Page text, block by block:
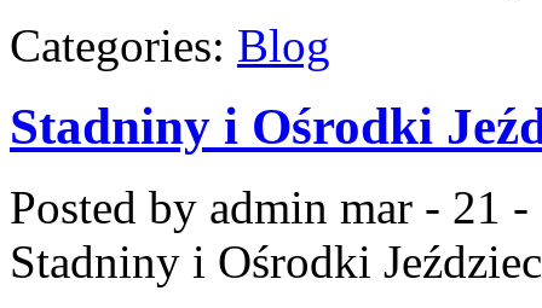
Categories: Blog
Stadniny i Ośrodki
Posted by admin mar - 21 -
Stadniny i Ośrodki